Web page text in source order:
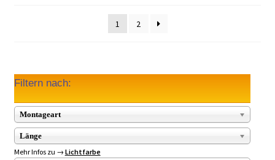
1 2
Filtern nach:
Montageart
Länge
Mehr Infos zu → Lichtfarbe